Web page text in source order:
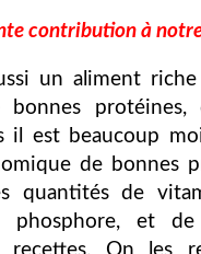
contribution à
un aliment
bonnes
il est beaucoup
de bonnes
quantités de
phosphore, et